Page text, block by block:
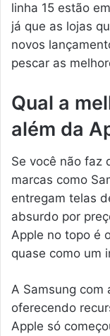
linha 15 estão
já que as lojas
novos
pescar as
Qual a
além da
Se você não faz
marcas como
entregam telas
absurdo por
Apple no topo é
quase como um
A Samsung com
oferecendo
Apple só